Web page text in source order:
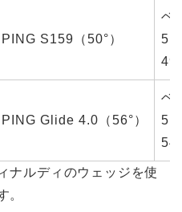
PING S159（50°）
ベ
PING Glide 4.0（56°）
ベ
ナルディのウェッジを使
。